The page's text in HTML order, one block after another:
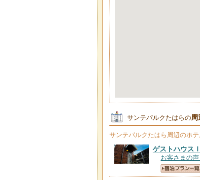
サンテパルクたはらの周
サンテパルクたはら 周辺のホ
ゲストハウス
お客さまの声